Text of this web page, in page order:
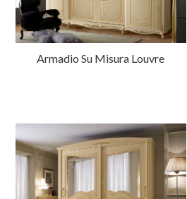
Armadio Su Misura Louvre